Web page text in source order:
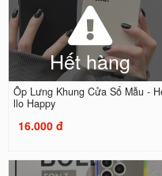
Hết hàng
Ốp Lưng Khung Cửa Sổ Mẫu -
llo Happy
16.000 đ